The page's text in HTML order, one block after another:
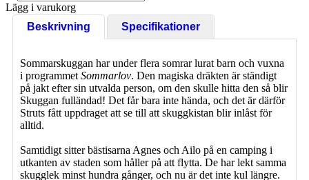
Lägg i varukorg
Beskrivning
Specifikationer
Sommarskuggan har under flera somrar lurat barn och vuxna
i programmet Sommarlov. Den magiska dräkten är ständigt
på jakt efter sin utvalda person, om den skulle hitta den så blir
Skuggan fulländad! Det får bara inte hända, och det är därför
Struts fått uppdraget att se till att skuggkistan blir inlåst för
alltid.
Samtidigt sitter bästisarna Agnes och Ailo på en camping i
utkanten av staden som håller på att flytta. De har lekt samma
skugglek minst hundra gånger, och nu är det inte kul längre.